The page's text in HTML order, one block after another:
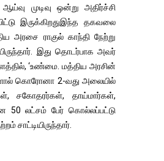
முடிவு ஒன்று அதிர்ச்சி
இருக்கிறதுஇந்த தகவலை
அரசை ராகுல் காந்தி நேற்று
இது தொடர்பாக அவர்
‘உண்மை. மத்திய அரசின்
கொரோனா 2-வது அலையில்
சகோதரர்கள், தாய்மார்கள்,
50 லட்சம் பேர் கொல்லப்பட்டு
சாட்டியிருந்தார்.